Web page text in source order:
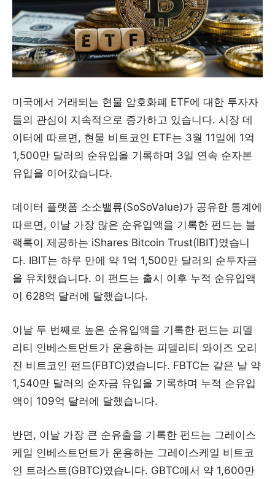
미국에서 거래되는 현물 암호화폐 ETF에 대한 투자자
들의 관심이 지속적으로 증가하고 있습니다. 시장 데
이터에 따르면, 현물 비트코인 ETF는 3월 11일에 1억
1,500만 달러의 순유입을 기록하며 3일 연속 순자본
유입을 이어갔습니다.
데이터 플랫폼 소소밸류(SoSoValue)가 공유한 통계에
따르면, 이날 가장 많은 순유입액을 기록한 펀드는 블
랙록이 제공하는 iShares Bitcoin Trust(IBIT)였습니
다. IBIT는 하루 만에 약 1억 1,500만 달러의 순투자금
을 유치했습니다. 이 펀드는 출시 이후 누적 순유입액
이 628억 달러에 달했습니다.
이날 두 번째로 높은 순유입액을 기록한 펀드는 피델
리티 인베스트먼트가 운용하는 피델리티 와이즈 오리
진 비트코인 펀드(FBTC)였습니다. FBTC는 같은 날 약
1,540만 달러의 순자금 유입을 기록하며 누적 순유입
액이 109억 달러에 달했습니다.
반면, 이날 가장 큰 순유출을 기록한 펀드는 그레이스
케일 인베스트먼트가 운용하는 그레이스케일 비트코
인 트러스트(GBTC)였습니다. GBTC에서 약 1,600만